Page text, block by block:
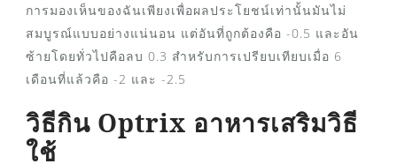
การมองเห็นของฉันเพียงเพื่อผลประโยชน์เท่านั้นมันไม่
สมบูรณ์แบบอย่างแน่นอน แต่อันที่ถูกต้องคือ -0.5 และอัน
ซ้ายโดยทั่วไปคือลบ 0.3 สำหรับการเปรียบเทียบเมื่อ 6
เดือนที่แล้วคือ -2 และ -2.5
วิธีกิน Optrix อาหารเสริมวิธี
ใช้